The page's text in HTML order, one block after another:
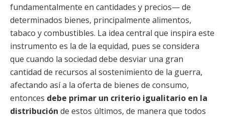
fundamentalmente en cantidades y precios— de
determinados bienes, principalmente alimentos,
tabaco y combustibles. La idea central que inspira este
instrumento es la de la equidad, pues se considera
que cuando la sociedad debe desviar una gran
cantidad de recursos al sostenimiento de la guerra,
afectando así a la oferta de bienes de consumo,
entonces debe primar un criterio igualitario en la
distribución de estos últimos, de manera que todos